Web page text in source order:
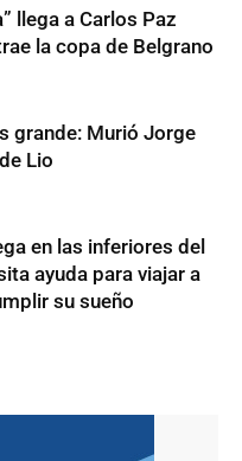
llega a Carlos Paz
la copa de Belgrano
grande: Murió Jorge
Lio
en las inferiores del
ayuda para viajar a
su sueño